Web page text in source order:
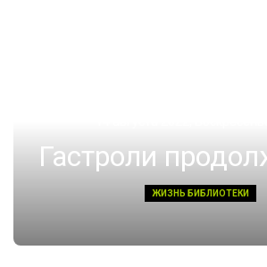
Гастроли
ЖИЗНЬ БИБЛИОТЕКИ